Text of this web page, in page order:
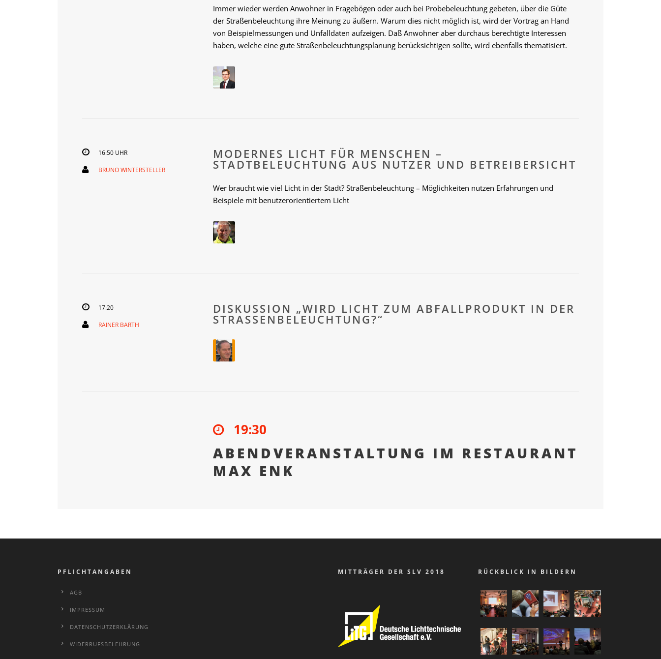
Immer wieder werden Anwohner in Fragebögen oder auch bei Probebeleuchtung gebeten, über die Güte
der Straßenbeleuchtung ihre Meinung zu äußern. Warum dies nicht möglich ist, wird der Vortrag an Hand
von Beispielmessungen und Unfalldaten aufzeigen. Daß Anwohner aber durchaus berechtigte Interessen
haben, welche eine gute Straßenbeleuchtungsplanung berücksichtigen sollte, wird ebenfalls thematisiert.
16:50 UHR
BRUNO WINTERSTELLER
MODERNES LICHT FÜR MENSCHEN –
STADTBELEUCHTUNG AUS NUTZER UND BETREIBERSICHT
Wer braucht wie viel Licht in der Stadt? Straßenbeleuchtung – Möglichkeiten nutzen Erfahrungen und
Beispiele mit benutzerorientiertem Licht
17:20
RAINER BARTH
DISKUSSION „WIRD LICHT ZUM ABFALLPRODUKT IN DER
STRASSENBELEUCHTUNG?“
19:30
ABENDVERANSTALTUNG IM RESTAURANT
MAX ENK
PFLICHTANGABEN
AGB
IMPRESSUM
DATENSCHUTZERKLÄRUNG
WIDERRUFSBELEHRUNG
MITTRÄGER DER SLV 2018 RÜCKBLICK IN BILDERN